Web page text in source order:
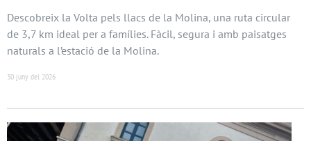
Descobreix la Volta pels llacs de la Molina, una ruta circular
de 3,7 km ideal per a famílies. Fàcil, segura i amb paisatges
naturals a l’estació de la Molina.
30 juny del 2026